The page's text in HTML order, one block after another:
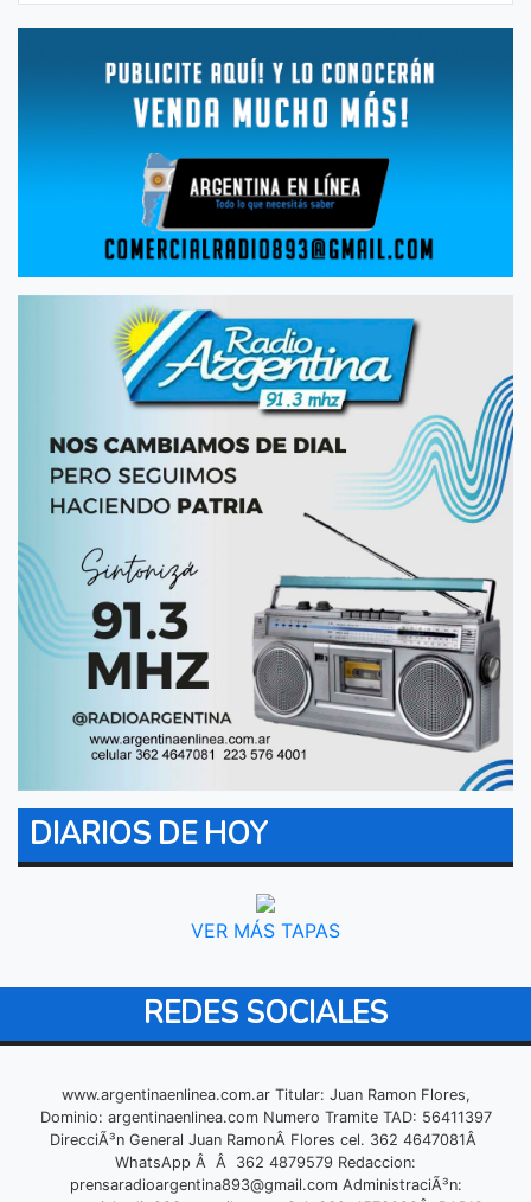
DIARIOS DE HOY
VER MÁS TAPAS
REDES SOCIALES
www.argentinaenlinea.com.ar Titular: Juan Ramon Flores,
Dominio: argentinaenlinea.com Numero Tramite TAD: 56411397
DirecciÃ³n General Juan RamonÂ Flores cel. 362 4647081Â
WhatsApp Â Â 362 4879579 Redaccion:
prensaradioargentina893@gmail.comAdministraciÃ³n: